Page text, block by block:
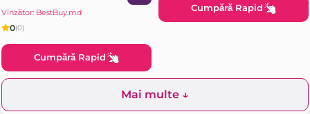
Vînzător: BestBuy.md
0(0)
Cumpără Rapid
Cumpără Rapid
Mai multe ↓